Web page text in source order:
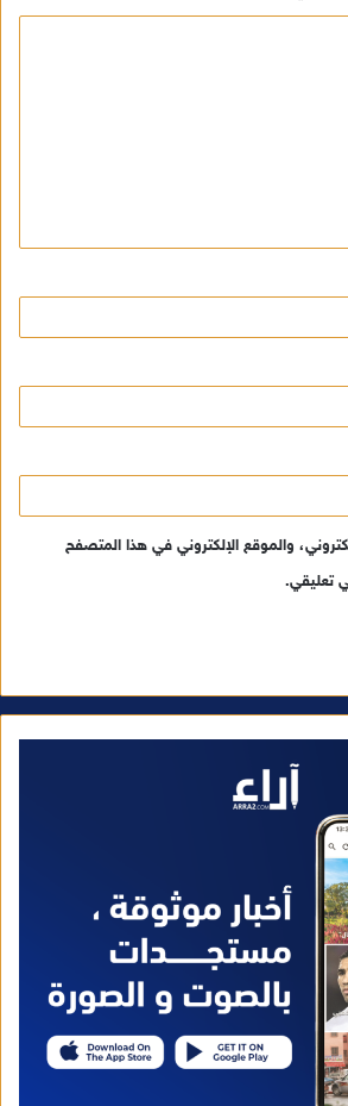
والموقع الإلكتروني في هذا المتصفح
تعليقي.